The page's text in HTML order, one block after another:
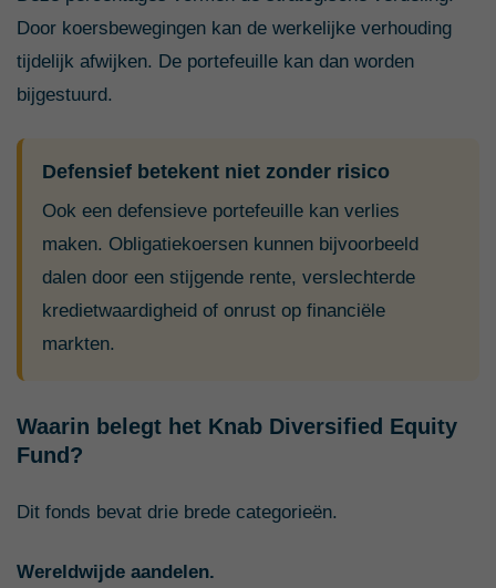
Door koersbewegingen kan de werkelijke verhouding
tijdelijk afwijken. De portefeuille kan dan worden
bijgestuurd.
Defensief betekent niet zonder risico
Ook een defensieve portefeuille kan verlies
maken. Obligatiekoersen kunnen bijvoorbeeld
dalen door een stijgende rente, verslechterde
kredietwaardigheid of onrust op financiële
markten.
Waarin belegt het Knab Diversified Equity
Fund?
Dit fonds bevat drie brede categorieën.
Wereldwijde aandelen.